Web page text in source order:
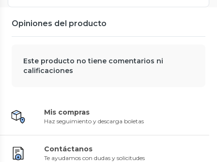
Opiniones del producto
Este producto no tiene comentarios ni
calificaciones
Mis compras
Haz seguimiento y descarga boletas
Contáctanos
Te ayudamos con dudas y solicitudes